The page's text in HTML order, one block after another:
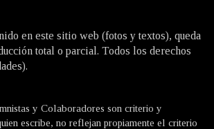
en este sitio web (fotos y textos), queda
total o parcial. Todos los derechos
y Colaboradores son criterio y
escribe, no reflejan propiamente el criterio